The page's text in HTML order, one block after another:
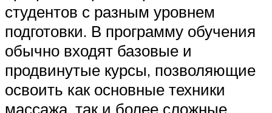
студентов с разным уровнем
подготовки. В программу обучения
обычно входят базовые и
продвинутые курсы, позволяющие
освоить как основные техники
массажа, так и более сложные